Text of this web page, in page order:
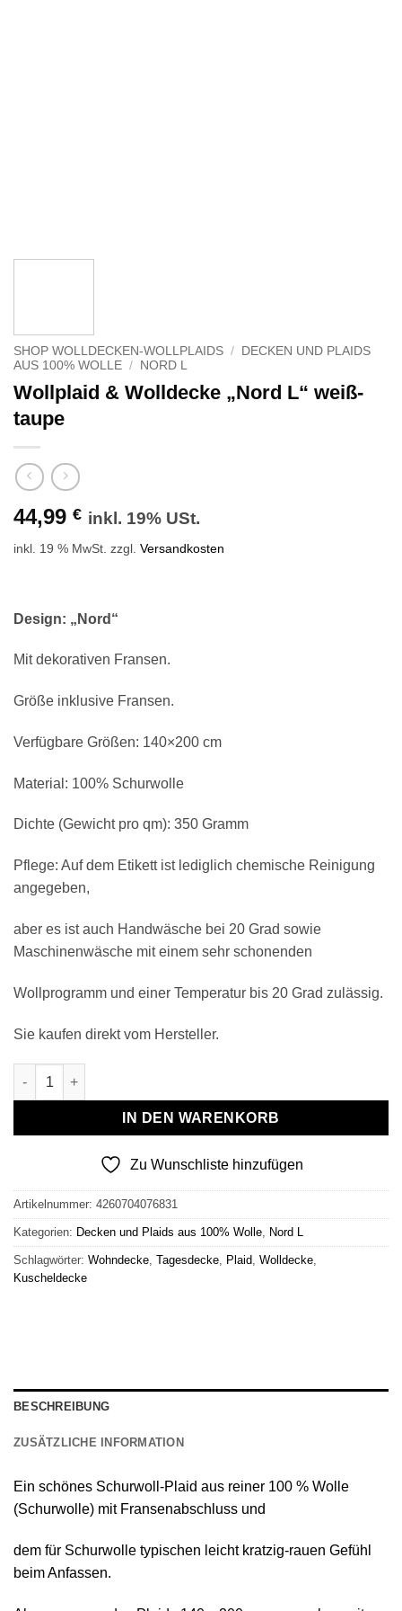
SHOP WOLLDECKEN-WOLLPLAIDS /
DECKEN UND PLAIDS
AUS 100% WOLLE / NORD L
Wollplaid & Wolldecke „Nord L“ weiß-
taupe
44,99 € inkl. 19% USt.
inkl. 19 % MwSt. zzgl. Versandkosten
Design: „Nord“
Mit dekorativen Fransen.
Größe inklusive Fransen.
Verfügbare Größen: 140×200 cm
Material: 100% Schurwolle
Dichte (Gewicht pro qm): 350 Gramm
Pflege: Auf dem Etikett ist lediglich chemische Reinigung
angegeben,
aber es ist auch Handwäsche bei 20 Grad sowie
Maschinenwäsche mit einem sehr schonenden
Wollprogramm und einer Temperatur bis 20 Grad zulässig.
Sie kaufen direkt vom Hersteller.
Wollplaid & Wolldecke "Nord L" weiß-taupe Menge
IN DEN WARENKORB
Zu Wunschliste hinzufügen
Artikelnummer: 4260704076831
Kategorien: Decken und Plaids aus 100% Wolle, Nord L
Schlagwörter: Wohndecke, Tagesdecke, Plaid, Wolldecke,
Kuscheldecke
BESCHREIBUNG
ZUSÄTZLICHE INFORMATION
Ein schönes Schurwoll-Plaid aus reiner 100 % Wolle
(Schurwolle) mit Fransenabschluss und
dem für Schurwolle typischen leicht kratzig-rauen Gefühl
beim Anfassen.